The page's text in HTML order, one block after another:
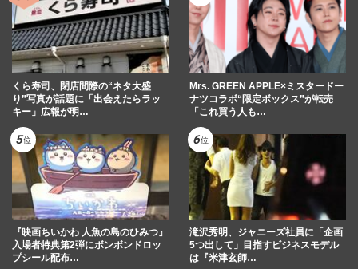
くら寿司、閉店間際の“ネタ大盛
り”写真が話題に「出会えたらラッ
キー」広報が明…
Mrs. GREEN APPLE×ミスタードー
ナツコラボ“限定ボックス”が転売
「これ買う人も…
『映画ちいかわ 人魚の島のひみつ』
入場者特典第2弾にボンボンドロッ
プシール配布…
滝沢秀明、ジャニーズ社員に「企画
5つ出して」目指すビジネスモデル
は『米津玄師…